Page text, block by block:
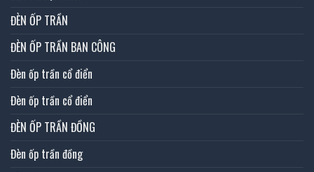
ĐÈN ỐP TRẦN
ĐÈN ỐP TRẦN BAN CÔNG
Đèn ốp trần cổ điển
Đèn ốp trần cổ điển
ĐÈN ỐP TRẦN ĐỒNG
Đèn ốp trần đồng